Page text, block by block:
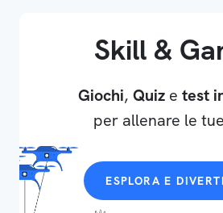
Skill &
Giochi, Quize test
per allenare le
ESPLORA E